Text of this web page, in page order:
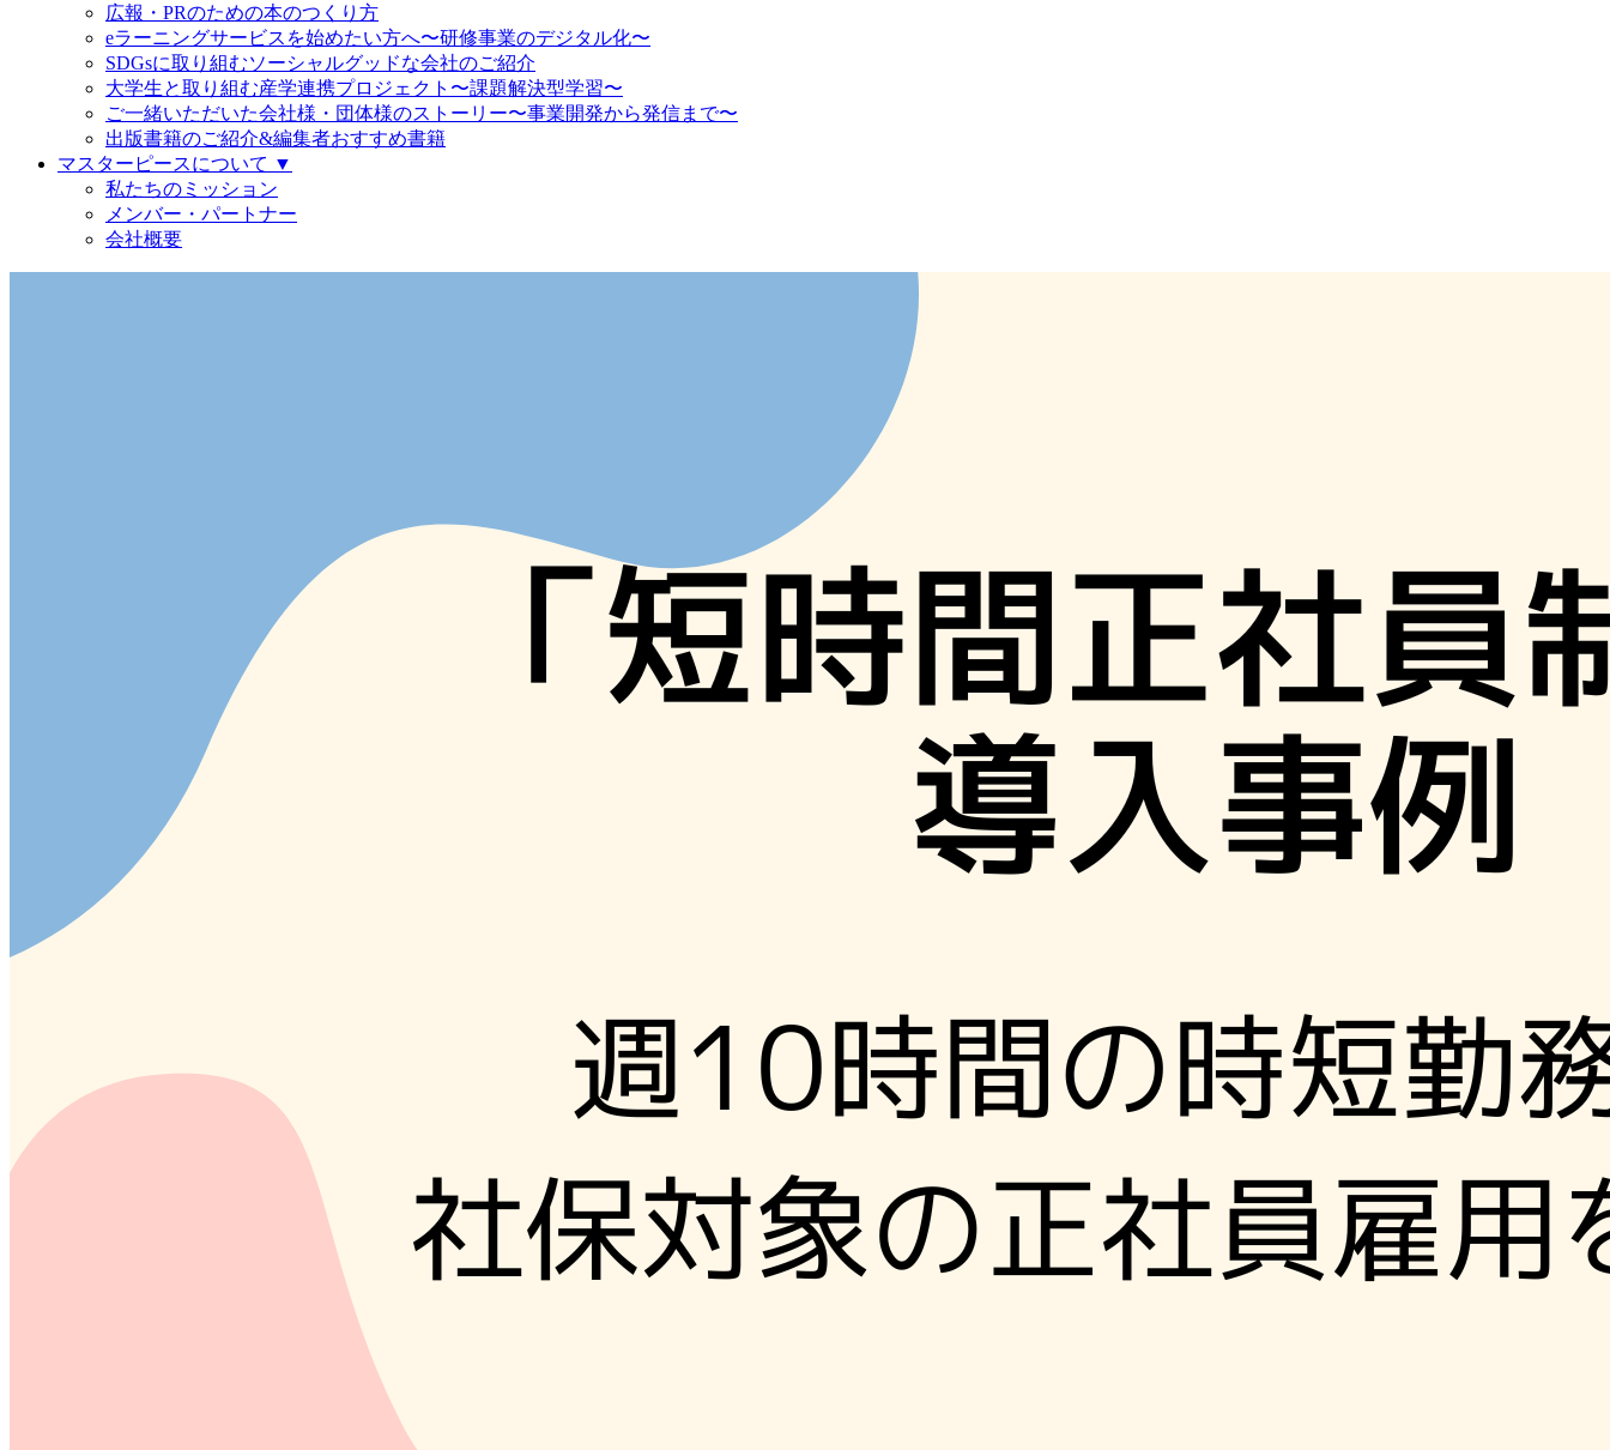
広報・PRのための本のつくり方
eラーニングサービスを始めたい方へ〜研修事業のデジタル化〜
SDGsに取り組むソーシャルグッドな会社のご紹介
大学生と取り組む産学連携プロジェクト〜課題解決型学習〜
ご一緒いただいた会社様・団体様のストーリー〜事業開発から発信まで〜
出版書籍のご紹介&編集者おすすめ書籍
マスターピースについて ▼
私たちのミッション
メンバー・パートナー
会社概要